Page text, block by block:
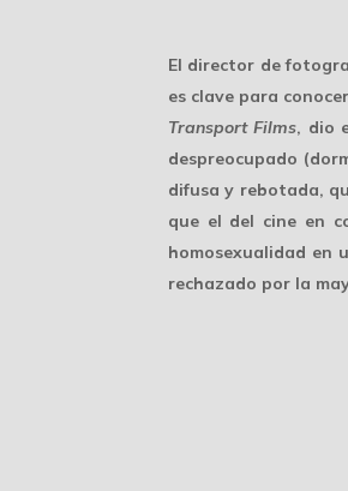
El director de
es clave para
Transport Films, dio
despreocupado
difusa y rebotada,
que el del cine en
homosexualidad en
rechazado por la